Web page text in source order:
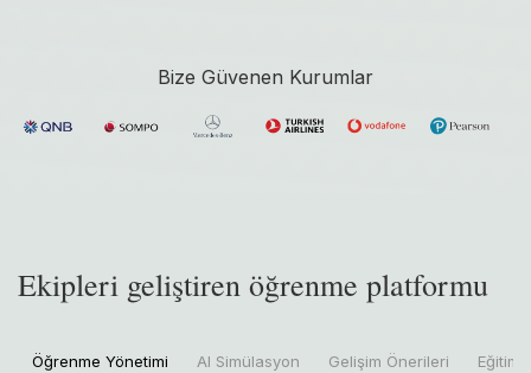
Bize Güvenen Kurumlar
Ekipleri geliştiren öğrenme platformu
Öğrenme Yönetimi AI Simülasyon Gelişim Önerileri Eğitim